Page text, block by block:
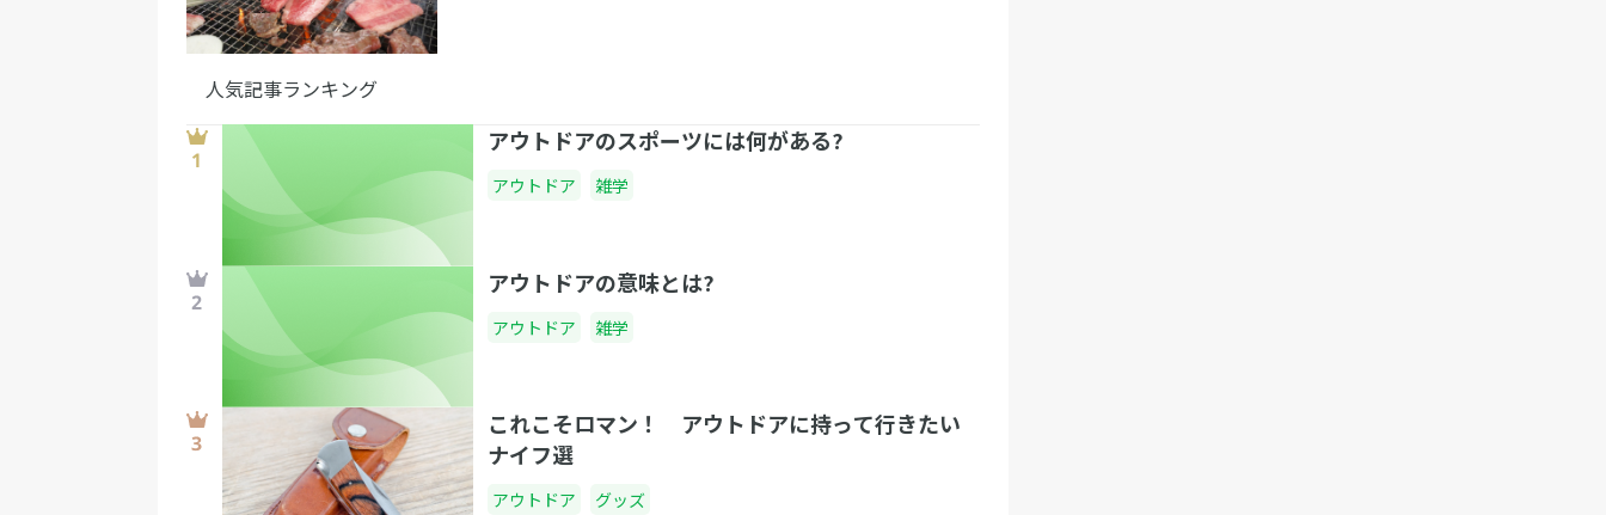
人気記事ランキング
アウトドアのスポーツには何がある?
アウトドア 雑学
アウトドアの意味とは?
アウトドア 雑学
これこそロマン！ アウトドアに持って行きたい
ナイフ選
アウトドア グッズ